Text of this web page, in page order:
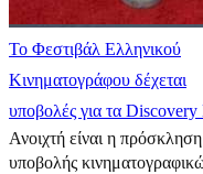
Το Φεστιβάλ Ελληνικού
Κινηματογράφου δέχεται
υποβολές για τα Discovery
Ανοιχτή είναι η πρόσκληση
υποβολής